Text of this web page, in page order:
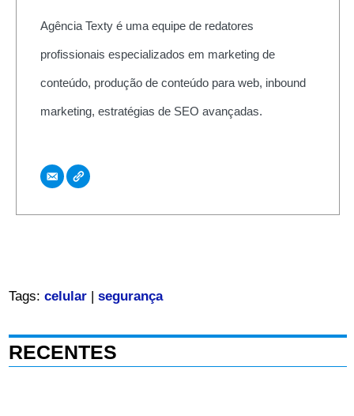
Agência Texty é uma equipe de redatores
profissionais especializados em marketing de
conteúdo, produção de conteúdo para web, inbound
marketing, estratégias de SEO avançadas.
Tags: celular| segurança
RECENTES